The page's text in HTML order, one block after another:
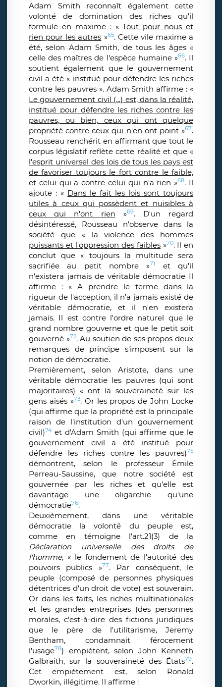
Adam Smith reconnaît également cette
volonté de domination des riches qu'il
formule en maxime : «Tout pour nous et
rien pour les autres »65. Cette vile maxime a
été, selon Adam Smith, de tous les âges «
celle des maîtres de l'espèce humaine »66. Il
soutient également que le gouvernement
civil a été « institué pour défendre les riches
contre les pauvres ». Adam Smith affirme : «
Le gouvernement civil (...) est, dans la réalité,
institué pour défendre les riches contre les
pauvres, ou bien, ceux qui ont quelque
propriété contre ceux qui n'en ont point»67.
Rousseau renchérit en affirmant que tout le
corpus législatif reflète cette réalité et que «
l'esprit universel des lois de tous les pays est
de favoriser toujours le fort contre le faible,
et celui qui a contre celui qui n'a rien »68. Il
ajoute : « Dans le fait les lois sont toujours
utiles à ceux qui possèdent et nuisibles à
ceux qui n'ont rien »69. D'un regard
désintéressé, Rousseau n'observe dans la
société que « la violence des hommes
puissants et l'oppression des faibles»70. Il en
conclut que « toujours la multitude sera
sacrifiée au petit nombre »71
et qu'il
n'existera jamais de véritable démocratie Il
affirme : « A prendre le terme dans la
rigueur de l'acception, il n'a jamais existé de
véritable démocratie, et il n'en existera
jamais. Il est contre l'ordre naturel que le
grand nombre gouverne et que le petit soit
gouverné »72. Au soutien de ses propos deux
remarques de principe s'imposent sur la
notion de démocratie.
Premièrement, selon Aristote, dans une
véritable démocratie les pauvres (qui sont
majoritaires) « ont la souveraineté sur les
gens aisés »73. Or les propos de John Locke
(qui affirme que la propriété est la principale
raison de l'institution d'un gouvernement
civil)74et d'Adam Smith (qui affirme que le
gouvernement civil a été institué pour
défendre les riches contre les pauvres)75
démontrent, selon le professeur Émile
Perreau-Saussine, que notre société est
gouvernée par les riches et qu'elle est
davantage une oligarchie qu'une
démocratie76.
Deuxièmement, dans une véritable
démocratie la volonté du peuple est,
comme en témoigne l'art.21(3) de la
Déclaration universelle des droits de
l'homme, « le fondement de l'autorité des
pouvoirs publics »77. Par conséquent, le
peuple (composé de personnes physiques
détentrices d'un droit de vote) est souverain.
Or dans les faits, les riches multinationales
et les grandes entreprises (des personnes
morales, c'est-à-dire des fictions juridiques
que le père de l'utilitarisme, Jeremy
Bentham, condamnait férocement
l'usage78) empiètent, selon John Kenneth
Galbraith, sur la souveraineté des États79.
Cet empiétement est, selon Ronald
Dworkin, illégitime. Il affirme :